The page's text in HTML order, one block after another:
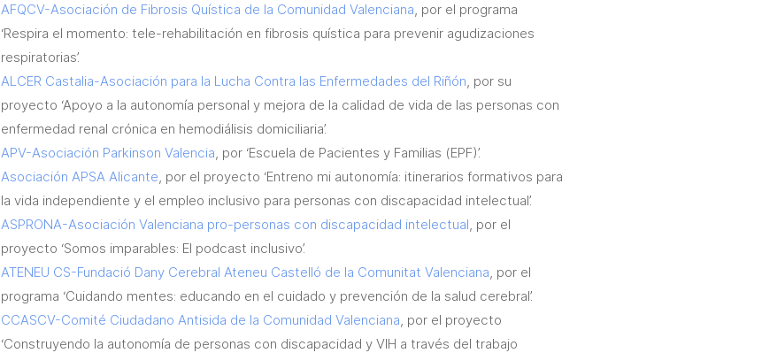
AFQCV-Asociación de Fibrosis Quística de la Comunidad Valenciana, por el programa
‘Respira el momento: tele-rehabilitación en fibrosis quística para prevenir agudizaciones
respiratorias’.
ALCER Castalia-Asociación para la Lucha Contra las Enfermedades del Riñón, por su
proyecto ‘Apoyo a la autonomía personal y mejora de la calidad de vida de las personas con
enfermedad renal crónica en hemodiálisis domiciliaria’.
APV-Asociación Parkinson Valencia, por ‘Escuela de Pacientes y Familias (EPF)’.
Asociación APSA Alicante, por el proyecto ‘Entreno mi autonomía: itinerarios formativos para
la vida independiente y el empleo inclusivo para personas con discapacidad intelectual’.
ASPRONA-Asociación Valenciana pro-personas con discapacidad intelectual, por el
proyecto ‘Somos imparables: El podcast inclusivo’.
ATENEU CS-Fundació Dany Cerebral Ateneu Castelló de la Comunitat Valenciana, por el
programa ‘Cuidando mentes: educando en el cuidado y prevención de la salud cerebral’.
CCASCV-Comité Ciudadano Antisida de la Comunidad Valenciana, por el proyecto
‘Construyendo la autonomía de personas con discapacidad y VIH a través del trabajo